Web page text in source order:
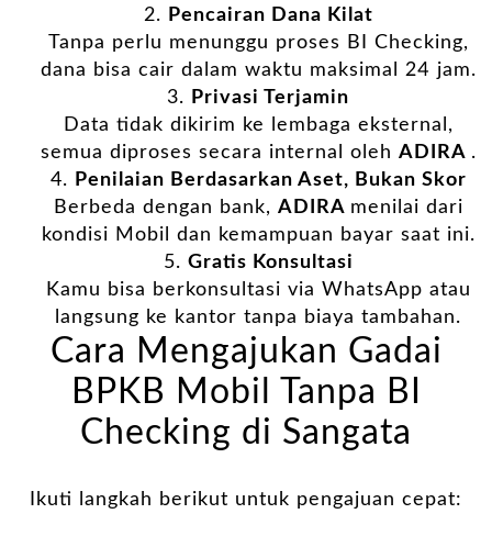
Pencairan Dana Kilat
Tanpa perlu menunggu proses BI Checking,
dana bisa cair dalam waktu maksimal 24 jam.
Privasi Terjamin
Data tidak dikirim ke lembaga eksternal,
semua diproses secara internal oleh ADIRA .
Penilaian Berdasarkan Aset, Bukan Skor
Berbeda dengan bank, ADIRA menilai dari
kondisi Mobil dan kemampuan bayar saat ini.
Gratis Konsultasi
Kamu bisa berkonsultasi via WhatsApp atau
langsung ke kantor tanpa biaya tambahan.
Cara Mengajukan Gadai
BPKB Mobil Tanpa BI
Checking di Sangata
Ikuti langkah berikut untuk pengajuan cepat: